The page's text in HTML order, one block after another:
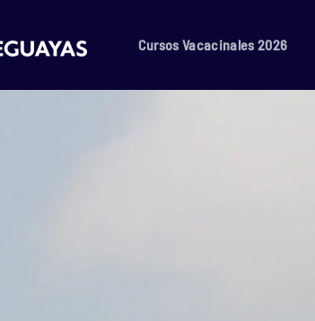
Cursos Vacacinales 2026